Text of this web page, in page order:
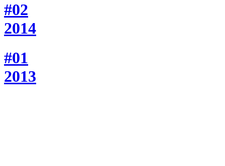
#02
2014
#01
2013